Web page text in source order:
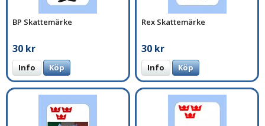
BP Skattemärke
30 kr
Info Köp
Rex Skattemärke
30 kr
Info Köp